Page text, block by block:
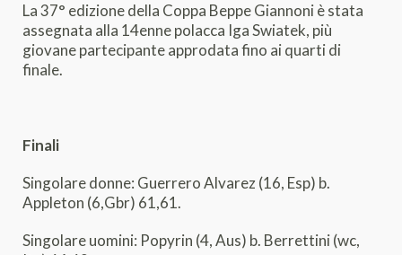
La 37° edizione della Coppa Beppe Giannoni è stata
assegnata alla 14enne polacca Iga Swiatek, più
giovane partecipante approdata fino ai quarti di
finale.
Finali
Singolare donne: Guerrero Alvarez (16, Esp) b.
Appleton (6,Gbr) 61,61.
Singolare uomini: Popyrin (4, Aus) b. Berrettini (wc,